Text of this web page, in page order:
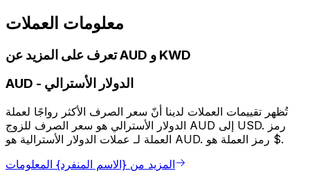
معلومات العملات
تعرف على المزيد عن AUD و KWD
AUD - الدولار الأسترالي
تُظهر تقييمات العملات لدينا أنّ سعر الصرف الأكثر رواجًا لعملة
الدولار الأسترالي هو سعر الصرف للزوج AUD إلى USD. رمز
العملة لـ عملات الدولار الأسترالية هو AUD. رمز العملة هو $.
المزيد من {الاسم المنفرد} المعلومات